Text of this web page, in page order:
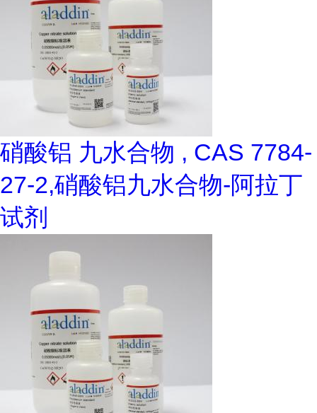
硝酸铝 九水合物 , CAS 7784-
27-2,硝酸铝九水合物-阿拉丁
试剂